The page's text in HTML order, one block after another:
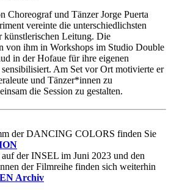
Choreograf und Tänzer Jorge Puerta
vereinte die unterschiedlichsten
künstlerischen Leitung. Die
von ihm in Workshops im Studio Double
in der Hofaue für ihre eigenen
Am Set vor Ort motivierte er
und Tänzer*innen zu
die Session zu gestalten.
der DANCING COLORS finden Sie
der INSEL im Juni 2023 und den
der Filmreihe finden sich weiterhin
Archiv